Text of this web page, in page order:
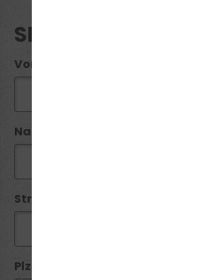
SEMINAR ANFRAGE
Vorname*:
Name*:
Straße / Nr:
Plz*: